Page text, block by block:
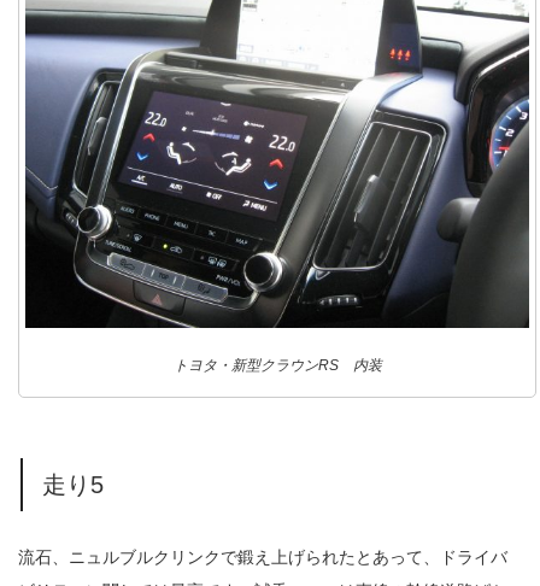
トヨタ・新型クラウンRS 内装
走り5
流石、ニュルブルクリンクで鍛え上げられたとあって、ドライバ